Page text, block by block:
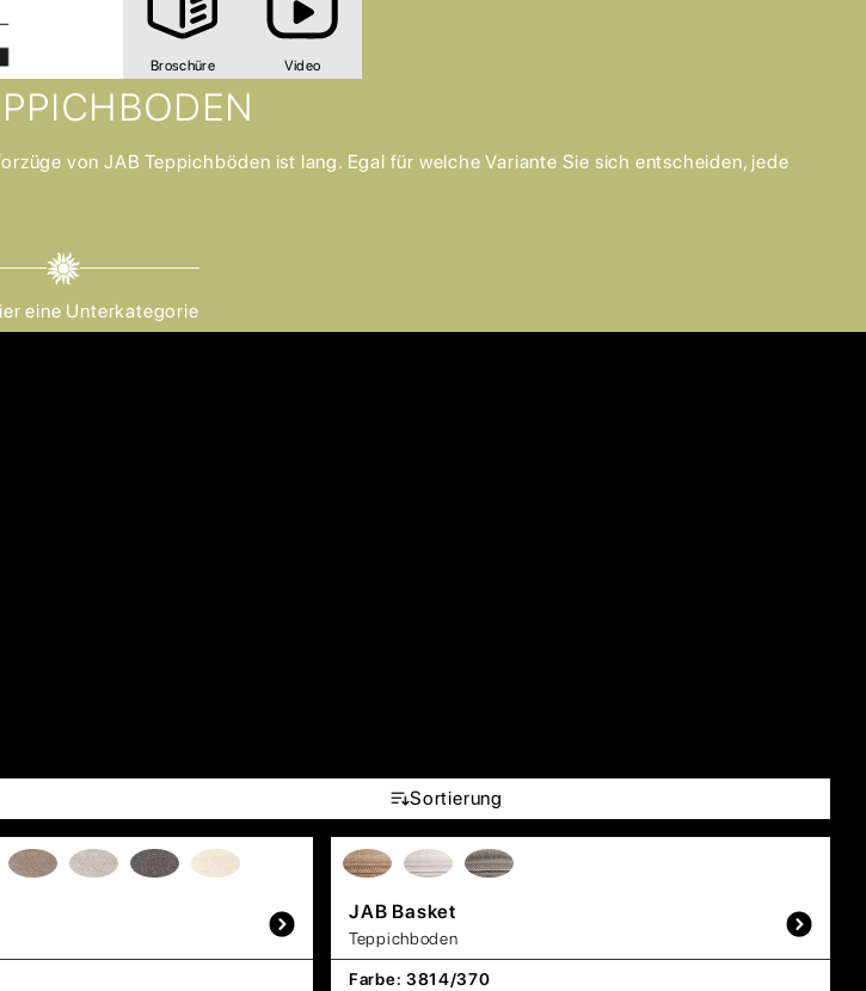
Broschüre Video
von JAB Teppichböden ist lang. Egal für welche Variante Sie sich entscheiden, jede
eine Unterkategorie
Sortierung
JAB Basket
Teppichboden
Farbe: 3814/370